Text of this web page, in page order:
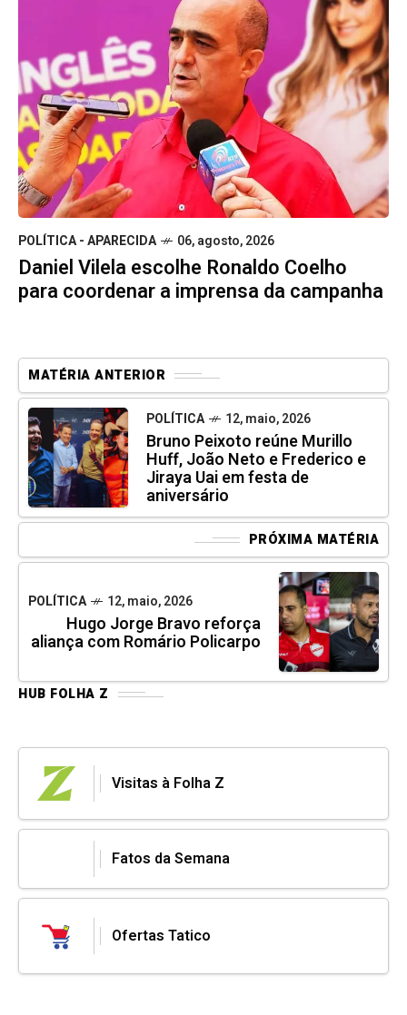
POLÍTICA - APARECIDA 06, agosto, 2026
Daniel Vilela escolhe Ronaldo Coelho
para coordenar a imprensa da campanha
MATÉRIA ANTERIOR
POLÍTICA 12, maio, 2026
Bruno Peixoto reúne Murillo
Huff, João Neto e Frederico e
Jiraya Uai em festa de
aniversário
PRÓXIMA MATÉRIA
POLÍTICA 12, maio, 2026
Hugo Jorge Bravo reforça
aliança com Romário Policarpo
HUB FOLHA Z
Visitas à Folha Z
Fatos da Semana
Ofertas Tatico